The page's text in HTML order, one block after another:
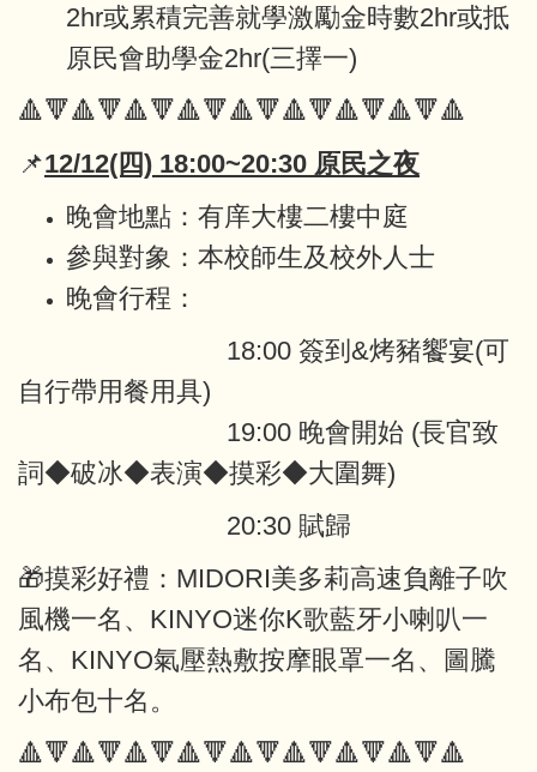
2hr或累積完善就學激勵金時數2hr或抵
原民會助學金2hr(三擇一)
🔺🔻🔺🔻🔺🔻🔺🔻🔺🔻🔺🔻🔺🔻🔺🔻🔺
📌12/12(四) 18:00~20:30 原民之夜
晚會地點：有庠大樓二樓中庭
參與對象：本校師生及校外人士
晚會行程：
18:00 簽到&烤豬饗宴(可
自行帶用餐用具)
19:00 晚會開始 (長官致
詞◆破冰◆表演◆摸彩◆大圍舞)
20:30 賦歸
🎁摸彩好禮：MIDORI美多莉高速負離子吹
風機一名、KINYO迷你K歌藍牙小喇叭一
名、KINYO氣壓熱敷按摩眼罩一名、圖騰
小布包十名。
🔺🔻🔺🔻🔺🔻🔺🔻🔺🔻🔺🔻🔺🔻🔺🔻🔺